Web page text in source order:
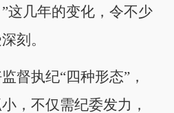
这几年的变化，令不少
刻。
执纪“四种形态”，
，不仅需纪委发力，